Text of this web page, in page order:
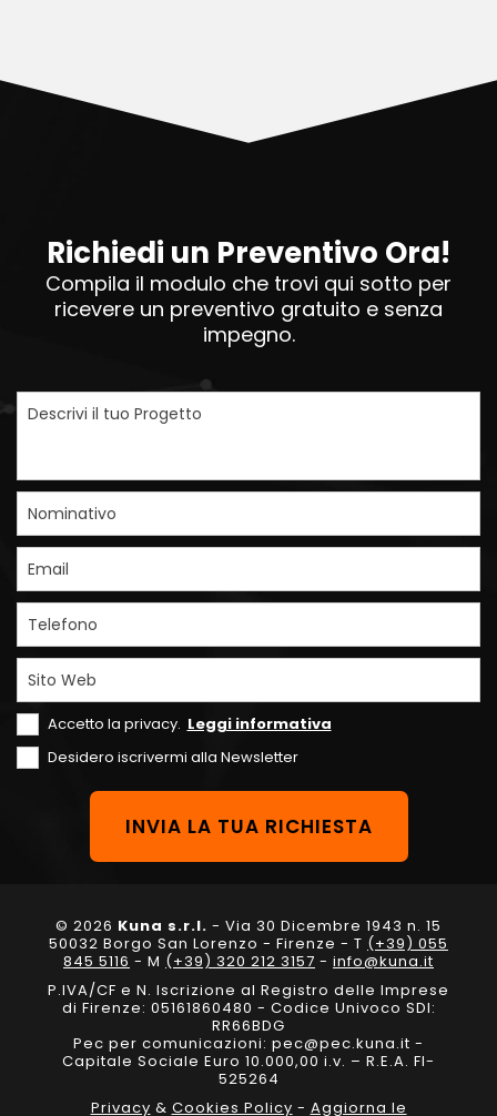
Richiedi un Preventivo Ora!
Compila il modulo che trovi qui sotto per
ricevere un preventivo gratuito e senza
impegno.
Descrivi il tuo Progetto
Nominativo
Email
Telefono
Sito Web
Accetto la privacy. Leggi informativa
Desidero iscrivermi alla Newsletter
© 2026 Kuna s.r.l. - Via 30 Dicembre 1943 n. 15
50032 Borgo San Lorenzo - Firenze - T (+39) 055
845 5116 - M (+39) 320 212 3157 - info@kuna.it
P.IVA/CF e N. Iscrizione al Registro delle Imprese
di Firenze: 05161860480 - Codice Univoco SDI:
RR66BDG
Pec per comunicazioni: pec@pec.kuna.it -
Capitale Sociale Euro 10.000,00 i.v. – R.E.A. FI-
525264
Privacy & Cookies Policy - Aggiorna le